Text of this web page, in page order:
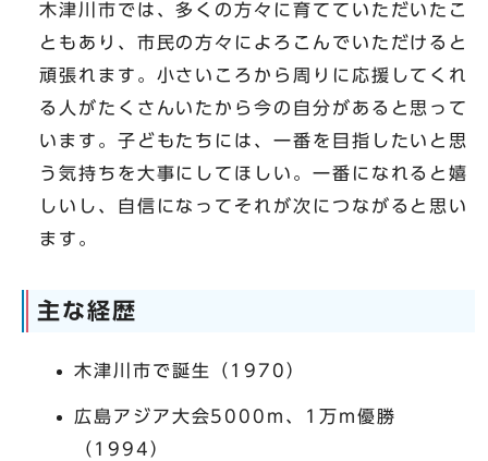
木津川市では、多くの方々に育てていただいたこ
ともあり、市民の方々によろこんでいただけると
頑張れます。小さいころから周りに応援してくれ
る人がたくさんいたから今の自分があると思って
います。子どもたちには、一番を目指したいと思
う気持ちを大事にしてほしい。一番になれると嬉
しいし、自信になってそれが次につながると思い
ます。
主な経歴
木津川市で誕生（1970）
広島アジア大会5000m、1万m優勝
（1994）